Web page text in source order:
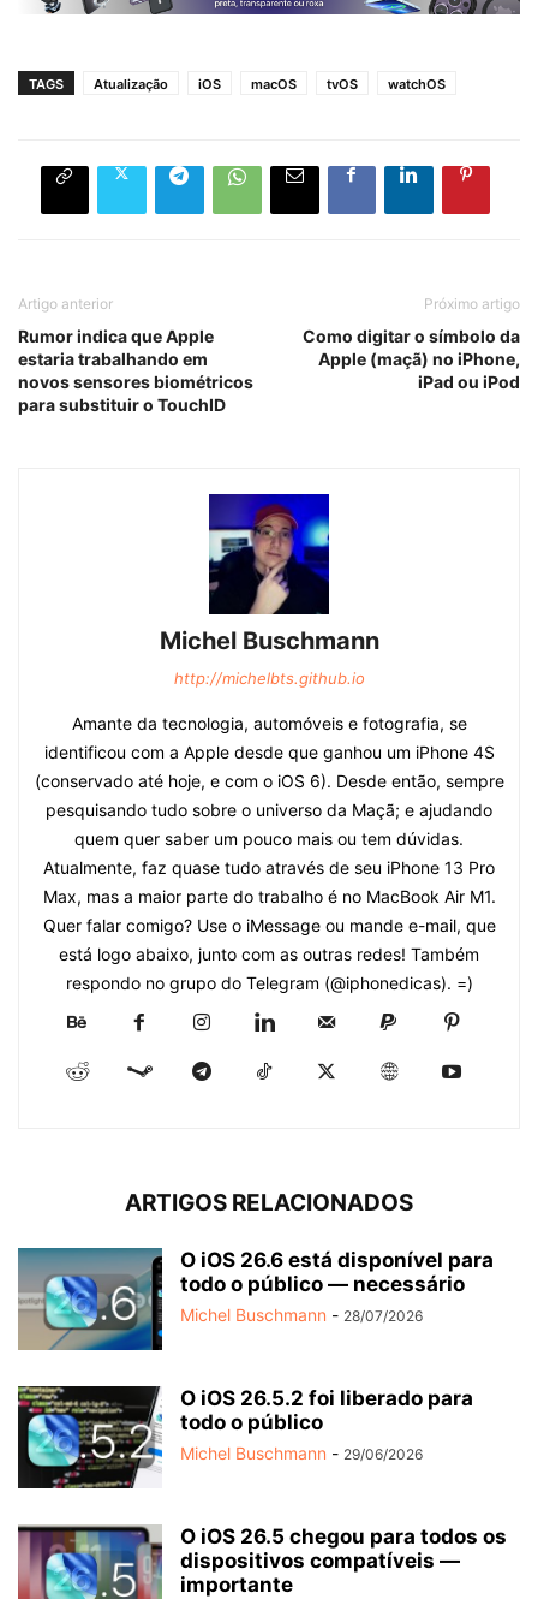
TAGS Atualização iOS macOS tvOS watchOS
Artigo anterior
Rumor indica que Apple
estaria trabalhando em
novos sensores biométricos
para substituir o TouchID
Próximo artigo
Como digitar o símbolo da
Apple (maçã) no iPhone,
iPad ou iPod
Michel Buschmann
http://michelbts.github.io
Amante da tecnologia, automóveis e fotografia, se
identificou com a Apple desde que ganhou um iPhone 4S
(conservado até hoje, e com o iOS 6). Desde então, sempre
pesquisando tudo sobre o universo da Maçã; e ajudando
quem quer saber um pouco mais ou tem dúvidas.
Atualmente, faz quase tudo através de seu iPhone 13 Pro
Max, mas a maior parte do trabalho é no MacBook Air M1.
Quer falar comigo? Use o iMessage ou mande e-mail, que
está logo abaixo, junto com as outras redes! Também
respondo no grupo do Telegram (@iphonedicas). =)
ARTIGOS RELACIONADOS
O iOS 26.6 está disponível para
todo o público — necessário
Michel Buschmann - 28/07/2026
O iOS 26.5.2 foi liberado para
todo o público
Michel Buschmann - 29/06/2026
O iOS 26.5 chegou para todos os
dispositivos compatíveis —
importante